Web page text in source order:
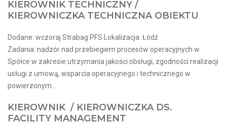
KIEROWNIK TECHNICZNY /
KIEROWNICZKA TECHNICZNA OBIEKTU
Dodane: wczoraj Strabag PFS Lokalizacja: Łódź
Zadania: nadzór nad przebiegiem procesów operacyjnych w
Spółce w zakresie utrzymania jakości obsługi, zgodności realizacji
usługi z umową, wsparcia operacyjnego i technicznego w
powierzonym...
KIEROWNIK / KIEROWNICZKA DS.
FACILITY MANAGEMENT